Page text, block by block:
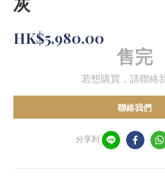
HK$5,980.00
售完
若想購買，請聯絡
聯絡我們
分享到